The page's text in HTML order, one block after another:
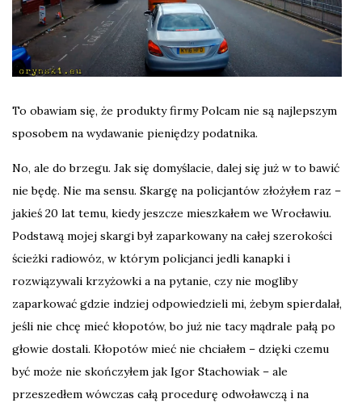
To obawiam się, że produkty firmy Polcam nie są najlepszym
sposobem na wydawanie pieniędzy podatnika.
No, ale do brzegu. Jak się domyślacie, dalej się już w to bawić
nie będę. Nie ma sensu. Skargę na policjantów złożyłem raz –
jakieś 20 lat temu, kiedy jeszcze mieszkałem we Wrocławiu.
Podstawą mojej skargi był zaparkowany na całej szerokości
ścieżki radiowóz, w którym policjanci jedli kanapki i
rozwiązywali krzyżowki a na pytanie, czy nie mogliby
zaparkować gdzie indziej odpowiedzieli mi, żebym spierdalał,
jeśli nie chcę mieć kłopotów, bo już nie tacy mądrale pałą po
głowie dostali. Kłopotów mieć nie chciałem – dzięki czemu
być może nie skończyłem jak Igor Stachowiak – ale
przeszedłem wówczas całą procedurę odwoławczą i na